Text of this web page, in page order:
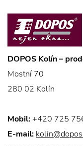
DOPOS Kolín –
Mostní 70
280 02 Kolín
Mobil: +420 725
E-mail: